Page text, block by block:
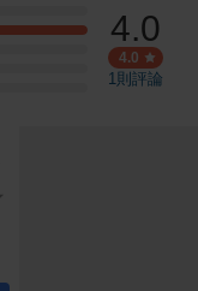
4.0
4.0
1則評論